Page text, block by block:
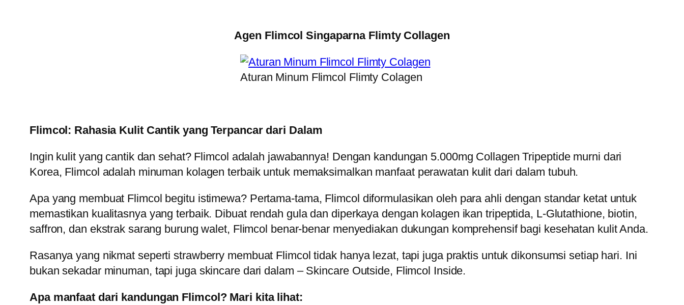
Agen Flimcol Singaparna Flimty Collagen
Aturan Minum Flimcol Flimty Colagen
Flimcol: Rahasia Kulit Cantik yang Terpancar dari Dalam
Ingin kulit yang cantik dan sehat? Flimcol adalah jawabannya! Dengan kandungan 5.000mg Collagen Tripeptide murni dari
Korea, Flimcol adalah minuman kolagen terbaik untuk memaksimalkan manfaat perawatan kulit dari dalam tubuh.
Apa yang membuat Flimcol begitu istimewa? Pertama-tama, Flimcol diformulasikan oleh para ahli dengan standar ketat untuk
memastikan kualitasnya yang terbaik. Dibuat rendah gula dan diperkaya dengan kolagen ikan tripeptida, L-Glutathione, biotin,
saffron, dan ekstrak sarang burung walet, Flimcol benar-benar menyediakan dukungan komprehensif bagi kesehatan kulit Anda.
Rasanya yang nikmat seperti strawberry membuat Flimcol tidak hanya lezat, tapi juga praktis untuk dikonsumsi setiap hari. Ini
bukan sekadar minuman, tapi juga skincare dari dalam – Skincare Outside, Flimcol Inside.
Apa manfaat dari kandungan Flimcol? Mari kita lihat: